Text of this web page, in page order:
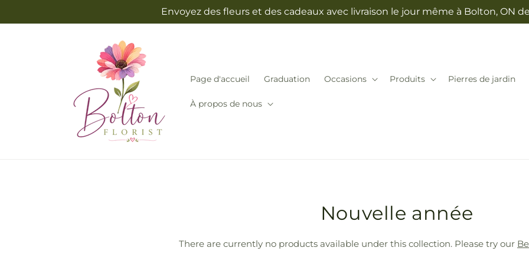
au
Envoyez des fleurs et des cadeaux avec livraison le jour même à Bolton, ON
Page d'accueil Graduation Occasions Produits Pierres de jardin
À propos de nous
T
r
Nouvelle année
There are currently no products available under this collection. Please try our